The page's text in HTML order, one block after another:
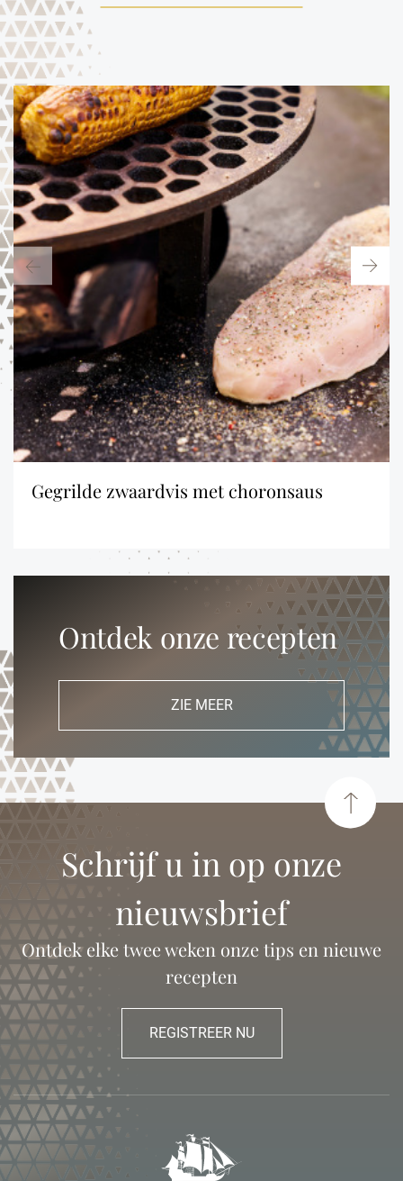
Ontdek onze recepten
ZIE MEER
gegrilde zwaardvis met choronsaus
Schrijf u in op onze
nieuwsbrief
Ontdek elke twee weken onze tips en nieuwe
recepten
REGISTREER NU